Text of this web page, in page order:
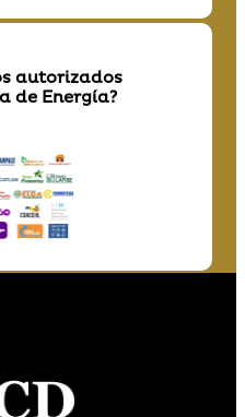
autorizados
de Energía?